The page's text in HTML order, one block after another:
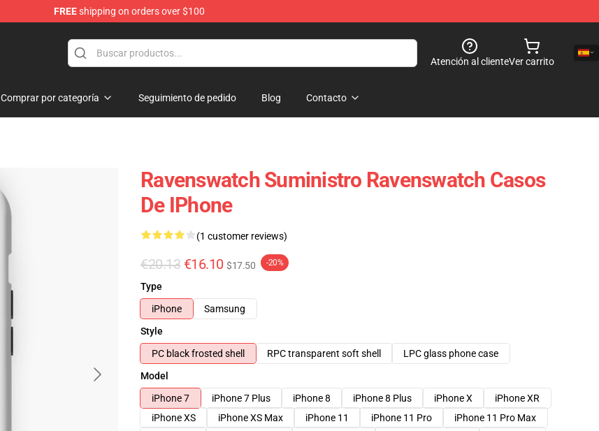
FREEshipping on orders over $100
Atención al clienteVer carrito
Comprar por categoría Seguimiento de pedido Blog Contacto
Ravenswatch Suministro Ravenswatch Casos
De IPhone
(1 customer reviews)
€20.13 €16.10 $17.50 -20%
Type
iPhone
Samsung
Style
PC black frosted shell
RPC transparent soft shell
LPC glass phone case
Model
iPhone 7
iPhone 7 Plus iPhone 8 iPhone 8 Plus iPhone X
iPhone XR
iPhone XS
iPhone XS Max iPhone 11 iPhone 11 Pro
iPhone 11 Pro Max